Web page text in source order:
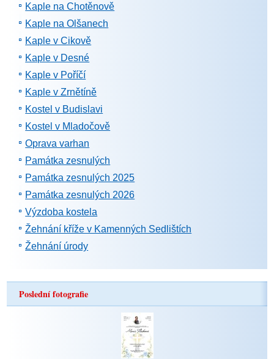
Kaple na Chotěnově
Kaple na Olšanech
Kaple v Cikově
Kaple v Desné
Kaple v Poříčí
Kaple v Zrnětíně
Kostel v Budislavi
Kostel v Mladočově
Oprava varhan
Památka zesnulých
Památka zesnulých 2025
Památka zesnulých 2026
Výzdoba kostela
Žehnání kříže v Kamenných Sedlištích
Žehnání úrody
Poslední fotografie